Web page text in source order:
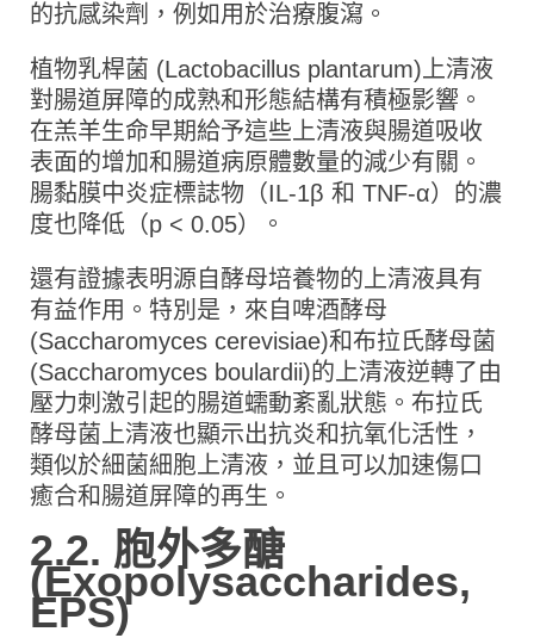
的抗感染劑，例如用於治療腹瀉。
植物乳桿菌 (Lactobacillus plantarum)上清液
對腸道屏障的成熟和形態結構有積極影響。
在羔羊生命早期給予這些上清液與腸道吸收
表面的增加和腸道病原體數量的減少有關。
腸黏膜中炎症標誌物（IL-1β 和 TNF-α）的濃
度也降低（p < 0.05）。
還有證據表明源自酵母培養物的上清液具有
有益作用。特別是，來自啤酒酵母
(Saccharomyces cerevisiae)和布拉氏酵母菌
(Saccharomyces boulardii)的上清液逆轉了由
壓力刺激引起的腸道蠕動紊亂狀態。布拉氏
酵母菌上清液也顯示出抗炎和抗氧化活性，
類似於細菌細胞上清液，並且可以加速傷口
癒合和腸道屏障的再生。
2.2. 胞外多醣
(Exopolysaccharides,
EPS)